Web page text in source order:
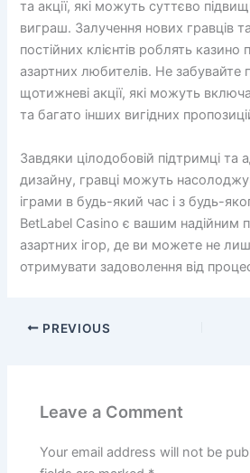
та акції, які можуть суттєво
виграш. Залучення нових гравців
постійних клієнтів роблять
азартних любителів. Не забувайте
щотижневі акції, які можуть
та багато інших вигідних
Завдяки цілодобовій підтримці та
дизайну, гравці можуть
іграми в будь-який час і з будь-
BetLabel Casino є вашим надійним
азартних ігор, де ви можете не
отримувати задоволення від
PREVIOUS
Leave a Comment
Your email address will not be